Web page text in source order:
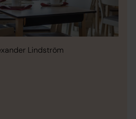
Lindström